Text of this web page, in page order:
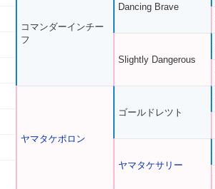
コマンダーインチー
フ
ヤマタケポロン
Dancing Brave
Slightly Dangerous
ゴールドレツト
ヤマタケサリー